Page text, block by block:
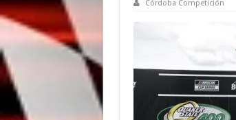
Córdoba Competición